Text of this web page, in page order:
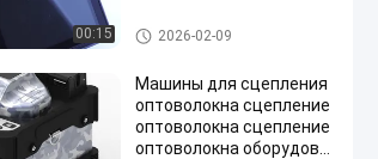
00:15
Мотор
Инструменты и оборудовани
е оптического волокна
2026-02-09
Машины для сцепления
оптоволокна сцепление
оптоволокна сцепление
оптоволокна оборудова